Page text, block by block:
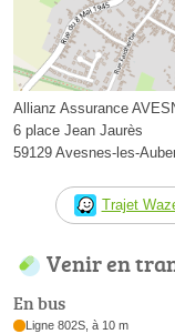
Allianz Assurance
6 place Jean Jaurès
59129 Avesnes-les-
Trajet
Venir en
En bus
Ligne 802S, à 10 m